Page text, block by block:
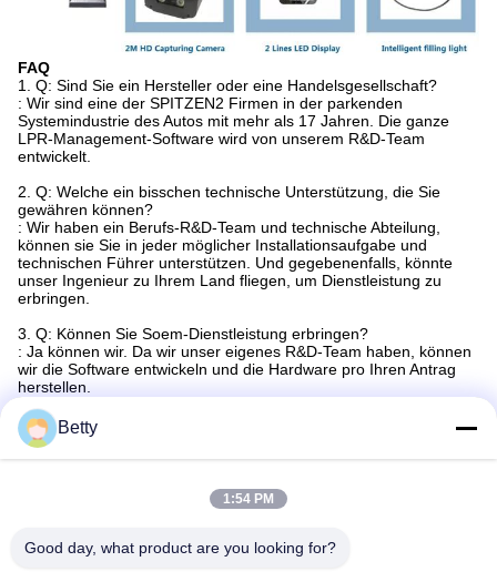
FAQ
1. Q: Sind Sie ein Hersteller oder eine Handelsgesellschaft?
: Wir sind eine der SPITZEN2 Firmen in der parkenden
Systemindustrie des Autos mit mehr als 17 Jahren. Die ganze
LPR-Management-Software wird von unserem R&D-Team
entwickelt.
2. Q: Welche ein bisschen technische Unterstützung, die Sie
gewähren können?
: Wir haben ein Berufs-R&D-Team und technische Abteilung,
können sie Sie in jeder möglicher Installationsaufgabe und
technischen Führer unterstützen. Und gegebenenfalls, könnte
unser Ingenieur zu Ihrem Land fliegen, um Dienstleistung zu
erbringen.
3. Q: Können Sie Soem-Dienstleistung erbringen?
: Ja können wir. Da wir unser eigenes R&D-Team haben, können
wir die Software entwickeln und die Hardware pro Ihren Antrag
herstellen.
4. Das Kfz-Kennzeichen welches Landes konnte durch Ihre LPR-
Software erkannt werden?
: Bis jetzt konnte unser LPR-System die 117 Kfz-Kennzeichen der
uns zur Verfügung stellen und wir können es prüfen und das
Anerkennungsergebnisvideo für Bericht dann schicken Ihnen.
bitte die Untersuchung, antworte ich auf Sie ASAP.thanks!
Betty
1:54 PM
Good day, what product are you looking for?